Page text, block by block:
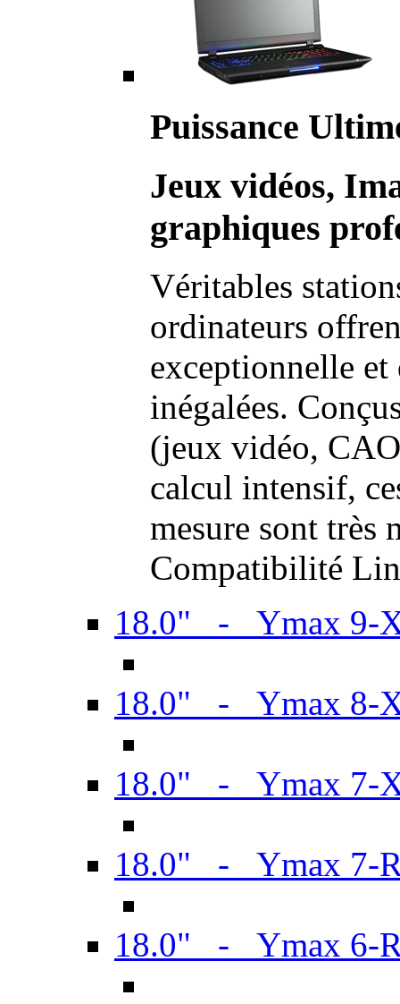
Puissance
Jeux vidéos,
graphiques
Véritables
ordinateurs
exceptionnelle et
inégalées.
(jeux vidéo,
calcul intensif,
mesure sont très
Compatibilité
18.0" - Ymax 9-
18.0" - Ymax 8-
18.0" - Ymax 7-
18.0" - Ymax 7-
18.0" - Ymax 6-